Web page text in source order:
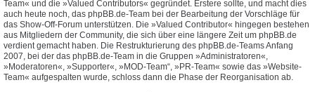
Team« und die »Valued Contributors« gegründet. Erstere sollte, und macht dies
auch heute noch, das phpBB.de-Team bei der Bearbeitung der Vorschläge für
das Show-Off-Forum unterstützen. Die »Valued Contributor« hingegen bestehen
aus Mitgliedern der Community, die sich über eine längere Zeit um phpBB.de
verdient gemacht haben. Die Restrukturierung des phpBB.de-Teams Anfang
2007, bei der das phpBB.de-Team in die Gruppen »Administratoren«,
»Moderatoren«, »Supporter«, »MOD-Team“, »PR-Team« sowie das »Website-
Team« aufgespalten wurde, schloss dann die Phase der Reorganisation ab.